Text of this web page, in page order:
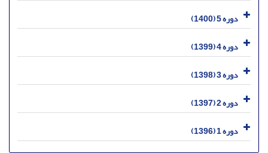
دوره 5 (1400)
دوره 4 (1399)
دوره 3 (1398)
دوره 2 (1397)
دوره 1 (1396)